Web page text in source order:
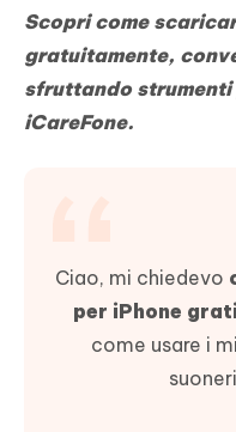
iAnyGo
Scopricome
gratuitamente,
sfruttando strumenti
iCareFone.
Ciao, mi chiedevo
per iPhone
come usare i